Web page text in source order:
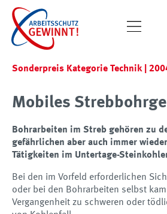
Sonderpreis Kategorie Technik |
Mobiles
Bohrarbeiten im Streb gehören zu
gefährlichen aber auch immer
Tätigkeiten im Untertage-
Bei den im Vorfeld erforderlichen
oder bei den Bohrarbeiten selbst
Vergangenheit zu schweren oder